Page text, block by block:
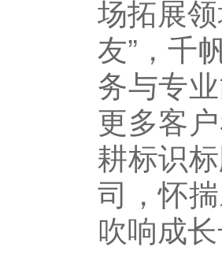
场拓展
友”，千
务与专
更多客
耕标识
司，怀
吹响成